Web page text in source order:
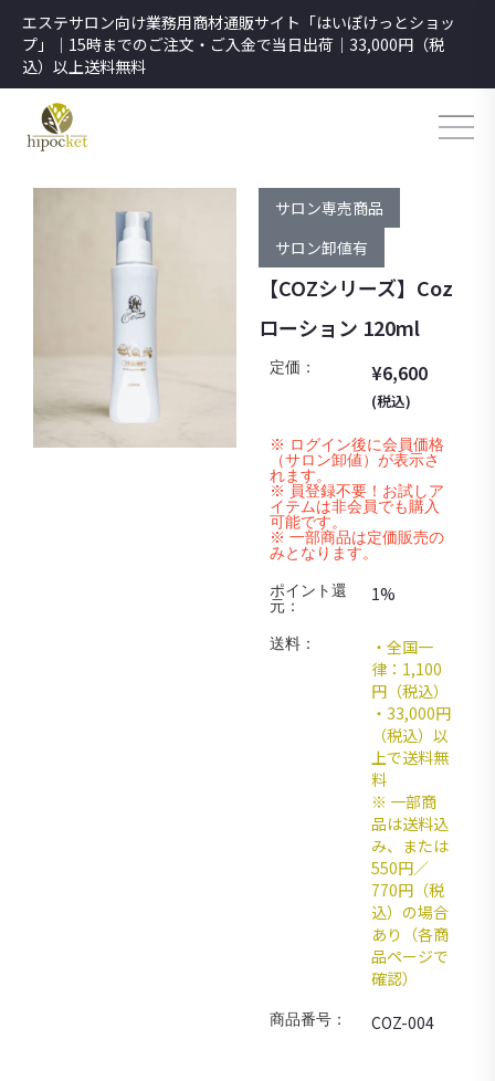
エステサロン向け業務用商材通販サイト「はいぽけっとショッ
プ」｜15時までのご注文・ご入金で当日出荷｜33,000円（税
込）以上送料無料
サロン専売商品
サロン卸値有
【COZシリーズ】Coz
ローション 120ml
定価： ¥6,600
(税込)
※ ログイン後に会員価格
（サロン卸値）が表示さ
れます。
※ 員登録不要！お試しア
イテムは非会員でも購入
可能です。
※ 一部商品は定価販売の
みとなります。
ポイント還
元：
1%
送料：
・全国一
律：1,100
円（税込）
・33,000円
（税込）以
上で送料無
料
※ 一部商
品は送料込
み、または
550円／
770円（税
込）の場合
あり（各商
品ページで
確認）
商品番号： COZ-004